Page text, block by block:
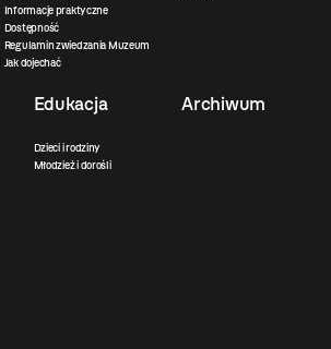
Informacje praktyczne
Dostępność
Regulamin zwiedzania Muzeum
Jak dojechać
Edukacja
Dzieci i rodziny
Młodzież i dorośli
Archiwum